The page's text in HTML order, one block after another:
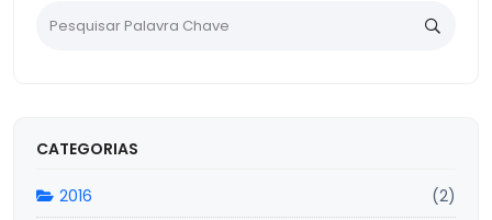
CATEGORIAS
2016
(2)